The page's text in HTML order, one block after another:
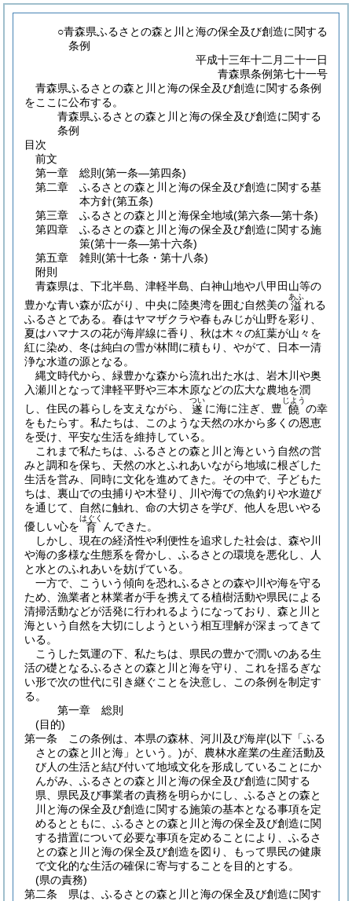
○青森県ふるさとの森と川と海の保全及び創造に関する
条例
平成十三年十二月二十一日
青森県条例第七十一号
青森県ふるさとの森と川と海の保全及び創造に関する条例
をここに公布する。
青森県ふるさとの森と川と海の保全及び創造に関する
条例
目次
前文
第一章
総則 (第一条―第四条)
第二章
ふるさとの森と川と海の保全及び創造に関する基
本方針(第五条)
第三章
ふるさとの森と川と海保全地域(第六条―第十条)
第四章
ふるさとの森と川と海の保全及び創造に関する施
策(第十一条―第十六条)
第五章
雑則 (第十七条・第十八条)
附則
青森県は、下北半島、津軽半島、白神山地や八甲田山等の
豊かな青い森が広がり、中央に陸奥湾を囲む自然美の溢
あふ
れる
ふるさとである。春はヤマザクラや春もみじが山野を彩り、
夏はハマナスの花が海岸線に香り、秋は木々の紅葉が山々を
紅に染め、冬は純白の雪が林間に積もり、やがて、日本一清
浄な水道の源となる。
縄文時代から、緑豊かな森から流れ出た水は、岩木川や奥
入瀬川となって津軽平野や三本木原などの広大な農地を潤
し、住民の暮らしを支えながら、
遂
つい
に海に注ぎ、豊 饒
じよう
の幸
をもたらす。私たちは、このような天然の水から多くの恩恵
を受け、平安な生活を維持している。
これまで私たちは、ふるさとの森と川と海という自然の営
みと調和を保ち、天然の水とふれあいながら地域に根ざした
生活を営み、同時に文化を進めてきた。その中で、子どもた
ちは、裏山での虫捕りや木登り、川や海での魚釣りや水遊び
を通じて、自然に触れ、命の大切さを学び、他人を思いやる
優しい心を 育
はぐく
んできた。
しかし、現在の経済性や利便性を追求した社会は、森や川
や海の多様な生態系を脅かし、ふるさとの環境を悪化し、人
と水とのふれあいを妨げている。
一方で、こういう傾向を恐れふるさとの森や川や海を守る
ため、漁業者と林業者が手を携えてる植樹活動や県民による
清掃活動などが活発に行われるようになっており、森と川と
海という自然を大切にしようという相互理解が深まってきて
いる。
こうした気運の下、私たちは、県民の豊かで潤いのある生
活の礎となるふるさとの森と川と海を守り、これを揺るぎな
い形で次の世代に引き継ぐことを決意し、この条例を制定す
る。
第一章
総則
(目的)
第一条
この条例は、本県の森林、河川及び海岸(以下「ふる
さとの森と川と海」という。)が、農林水産業の生産活動及
び人の生活と結び付いて地域文化を形成していることにか
んがみ、ふるさとの森と川と海の保全及び創造に関する
県、県民及び事業者の責務を明らかにし、ふるさとの森と
川と海の保全及び創造に関する施策の基本となる事項を定
めるとともに、ふるさとの森と川と海の保全及び創造に関
する措置について必要な事項を定めることにより、ふるさ
との森と川と海の保全及び創造を図り、もって県民の健康
で文化的な生活の確保に寄与することを目的とする。
(県の責務)
第二条
県は、ふるさとの森と川と海の保全及び創造に関す